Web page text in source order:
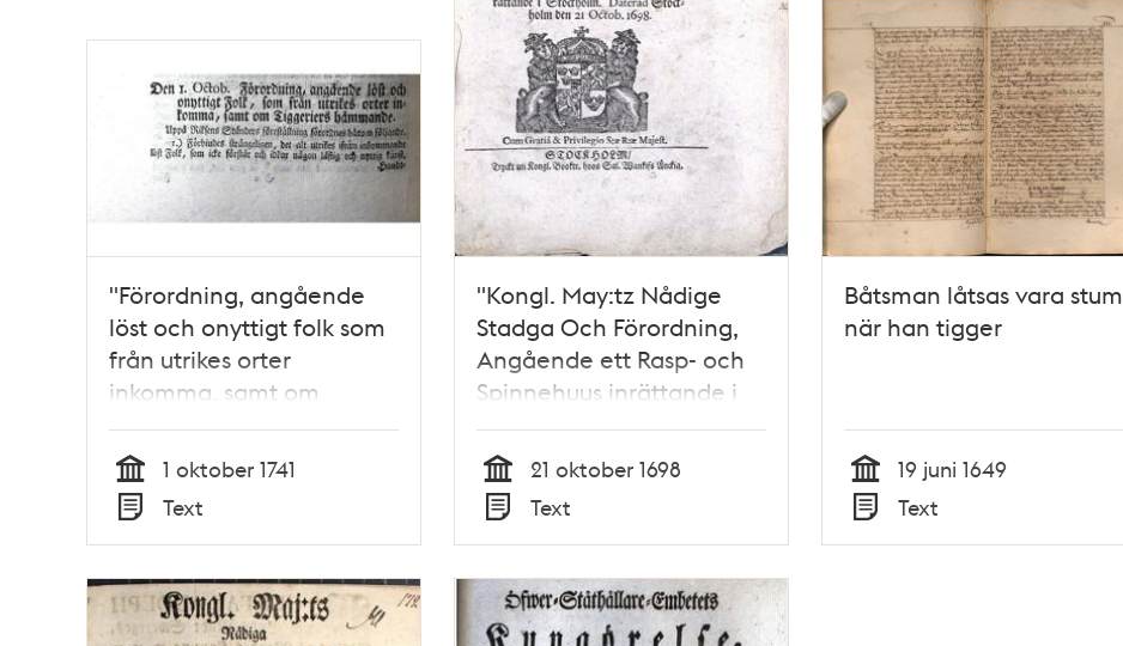
"Förordning, angående
löst och onyttigt folk som
från utrikes orter
inkomma, samt om
tiggeriers hämmande"
1741
Tid
1 oktober 1741
Typ
Text
"Kongl. May:tz Nådige
Stadga Och Förordning,
Angående ett Rasp- och
Spinnehuus inrättande i
Stockholm" 1698
Tid
21 oktober 1698
Typ
Text
Båtsman låtsas vara stum
när han tigger
Tid
19 juni 1649
Typ
Text